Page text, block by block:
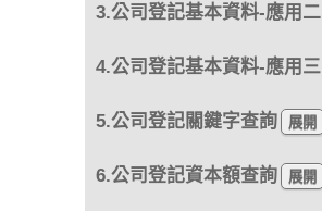
3.公司登記基本資料-應用二
4.公司登記基本資料-應用三
5.公司登記關鍵字查詢
6.公司登記資本額查詢